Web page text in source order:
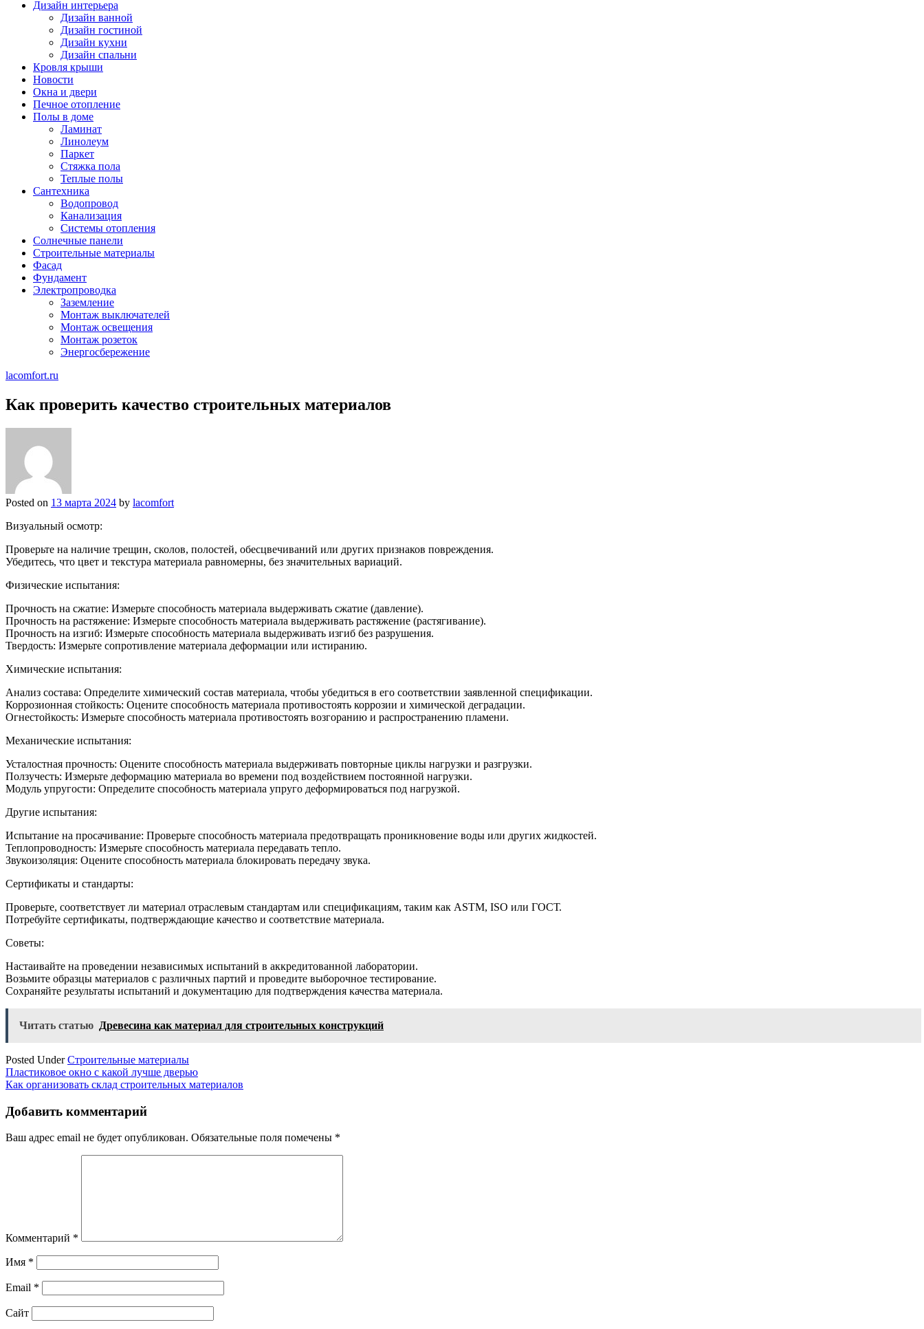
Дизайн интерьера
Дизайн ванной
Дизайн гостиной
Дизайн кухни
Дизайн спальни
Кровля крыши
Новости
Окна и двери
Печное отопление
Полы в доме
Ламинат
Линолеум
Паркет
Стяжка пола
Теплые полы
Сантехника
Водопровод
Канализация
Системы отопления
Солнечные панели
Строительные материалы
Фасад
Фундамент
Электропроводка
Заземление
Монтаж выключателей
Монтаж освещения
Монтаж розеток
Энергосбережение
lacomfort.ru
Как проверить качество строительных материалов
Posted on 13 марта 2024 by lacomfort
Визуальный осмотр:
Проверьте на наличие трещин, сколов, полостей, обесцвечиваний или других признаков повреждения.
Убедитесь, что цвет и текстура материала равномерны, без значительных вариаций.
Физические испытания:
Прочность на сжатие: Измерьте способность материала выдерживать сжатие (давление).
Прочность на растяжение: Измерьте способность материала выдерживать растяжение (растягивание).
Прочность на изгиб: Измерьте способность материала выдерживать изгиб без разрушения.
Твердость: Измерьте сопротивление материала деформации или истиранию.
Химические испытания:
Анализ состава: Определите химический состав материала, чтобы убедиться в его соответствии заявленной спецификации.
Коррозионная стойкость: Оцените способность материала противостоять коррозии и химической деградации.
Огнестойкость: Измерьте способность материала противостоять возгоранию и распространению пламени.
Механические испытания:
Усталостная прочность: Оцените способность материала выдерживать повторные циклы нагрузки и разгрузки.
Ползучесть: Измерьте деформацию материала во времени под воздействием постоянной нагрузки.
Модуль упругости: Определите способность материала упруго деформироваться под нагрузкой.
Другие испытания:
Испытание на просачивание: Проверьте способность материала предотвращать проникновение воды или других жидкостей.
Теплопроводность: Измерьте способность материала передавать тепло.
Звукоизоляция: Оцените способность материала блокировать передачу звука.
Сертификаты и стандарты:
Проверьте, соответствует ли материал отраслевым стандартам или спецификациям, таким как ASTM, ISO или ГОСТ.
Потребуйте сертификаты, подтверждающие качество и соответствие материала.
Советы:
Настаивайте на проведении независимых испытаний в аккредитованной лаборатории.
Возьмите образцы материалов с различных партий и проведите выборочное тестирование.
Сохраняйте результаты испытаний и документацию для подтверждения качества материала.
Читать статью Древесина как материал для строительных конструкций
Posted UnderСтроительные материалы
Навигация
по
записям
Пластиковое окно с какой лучше дверью
Как организовать склад строительных материалов
Добавить комментарий
Ваш адрес email не будет опубликован. Обязательные поля помечены *
Комментарий *
Имя *
Email *
Сайт